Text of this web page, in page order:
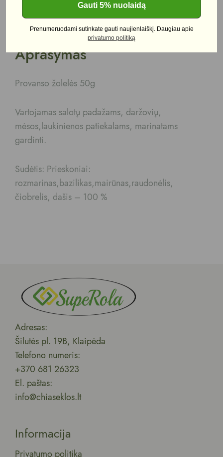
Aprašymas
Aprašymas
Provanso žolelės 50g
Vartojamas salotų padažams, daržovių,
mėsos,laukinienos patiekalams, marinatams
gardinti.
Sudėtis: Prieskoniai:
rozmarinas,bazilikas,mairūnas,raudonėlis,
čiobrelis, dašis – 100 %
Adresas:
Šilutės pl. 19B, Klaipėda
Telefono numeris:
+370 681 26323
El. paštas:
info@chiaseklos.lt
Informacija
Privatumo politika
Gauti 5% nuolaidą
Prenumeruodami sutinkate gauti naujienlaiškį. Daugiau apie
privatumo politiką